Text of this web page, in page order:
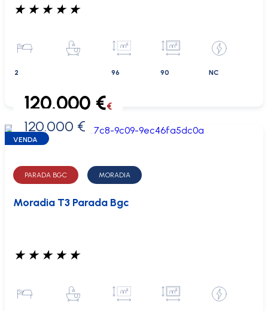
★ ★ ★ ★ ★
2 96 90 NC
0 €
120.000 €€
120.000 €
VENDA
PARADA BGC MORADIA
Moradia T3 Parada Bgc
★ ★ ★ ★ ★